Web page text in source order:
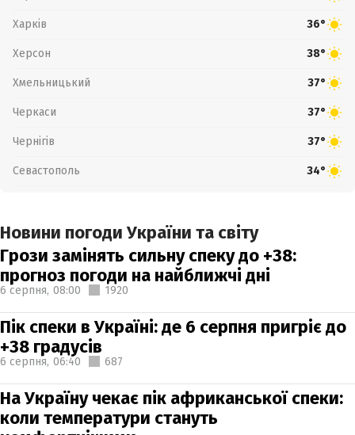
Харків 36°
Херсон 38°
Хмельницький 37°
Черкаси 37°
Чернігів 37°
Севастополь 34°
Новини погоди України та світу
Грози замінять сильну спеку до +38:
прогноз погоди на найближчі дні
6 серпня, 08:00 1920
Пік спеки в Україні: де 6 серпня пригріє до
+38 градусів
6 серпня, 06:40 687
На Україну чекає пік африканської спеки:
коли температури стануть